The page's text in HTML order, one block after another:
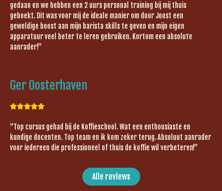
gedaan en we hebben een 2 uurs personal training bij mij thuis
geboekt. Dit was voor mij de ideale manier om door Joost een
geweldige boost aan mijn barista skills te geven en mijn eigen
apparatuur veel beter te leren gebruiken. Kortom een absolute
aanrader!”
Ger Oosterhaven

“Top cursus gehad bij de Koffieschool. Wat een enthousiaste en
kundige docenten. Top team en ik kom zeker terug. Absoluut aanrader
voor iedereen die professioneel of thuis de koffie wil verbeteren!”
Alle reviews